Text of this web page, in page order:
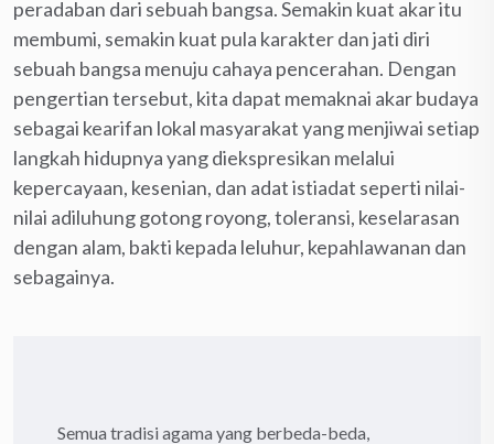
peradaban dari sebuah bangsa. Semakin kuat akar itu
membumi, semakin kuat pula karakter dan jati diri
sebuah bangsa menuju cahaya pencerahan. Dengan
pengertian tersebut, kita dapat memaknai akar budaya
sebagai kearifan lokal masyarakat yang menjiwai setiap
langkah hidupnya yang diekspresikan melalui
kepercayaan, kesenian, dan adat istiadat seperti nilai-
nilai adiluhung gotong royong, toleransi, keselarasan
dengan alam, bakti kepada leluhur, kepahlawanan dan
sebagainya.
Semua tradisi agama yang berbeda-beda,